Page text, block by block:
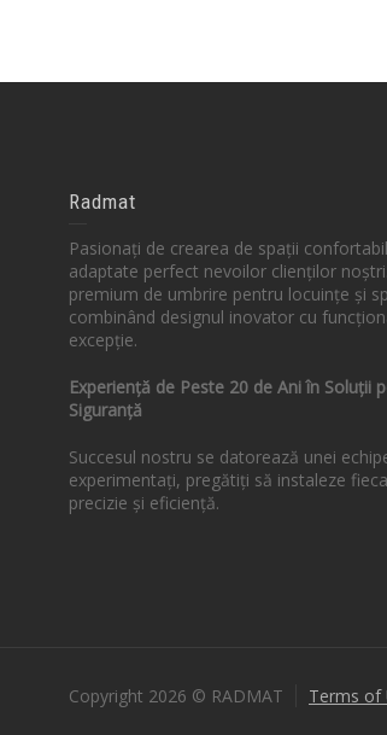
Radmat
Pasionați de crearea de spații
adaptate perfect nevoilor clienților
premium de umbrire pentru locuințe și
combinând designul inovator cu
excepție.
Experiență de Peste 20 de Ani în Soluții
Siguranță
Succesul nostru se datorează unei
experimentați, pregătiți să instaleze
precizie și eficiență.
Copyright 2026 © RADMAT Terms of